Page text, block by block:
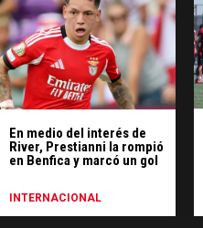
En medio del interés de
River, Prestianni la rompió
en Benfica y marcó un gol
INTERNACIONAL